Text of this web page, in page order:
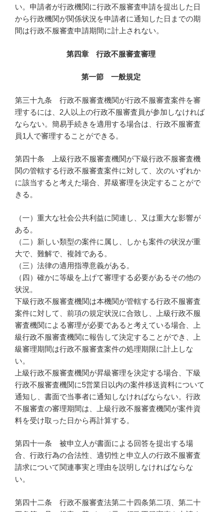
い。申請者が行政機関に行政不服審査申請を提出した日
から行政機関が関係状況を申請者に通知した日までの期
間は行政不服審査申請期間に計上されない。
第四章 行政不服審査審理
第一節 一般規定
第三十九条 行政不服審査機関が行政不服審査案件を審
理するには、2人以上の行政不服審査員が参加しなければ
ならない。簡易手続きを適用する場合は、行政不服審査
員1人で審理することができる。
第四十条 上級行政不服審査機関が下級行政不服審査機
関の管轄する行政不服審査案件に対して、次のいずれか
に該当すると考えた場合、昇級審理を決定することがで
きる。
（一）重大な社会公共利益に関連し、又は重大な影響が
ある。
（二）新しい類型の案件に属し、しかも案件の状況が重
大で、難解で、複雑である。
（三）法律の適用指導意義がある。
（四）確かに等級を上げて審理する必要があるその他の
状況。
下級行政不服審査機関は本機関が管轄する行政不服審査
案件に対して、前項の規定状況に合致し、上級行政不服
審査機関による審理が必要であると考えている場合、上
級行政不服審査機関に報告して決定することができ、上
級審理期間は行政不服審査案件の処理期限に計上しな
い。
上級行政不服審査機関が昇級審理を決定する場合、下級
行政不服審査機関に5営業日以内の案件移送資料について
通知し、書面で当事者に通知しなければならない。行政
不服審査の審理期間は、上級行政不服審査機関が案件資
料を受け取った日から再計算する。
第四十一条 被申立人が書面による回答を提出する場
合、行政行為の合法性、適切性と申立人の行政不服審査
請求について関連事実と理由を説明しなければならな
い。
第四十二条 行政不服審査法第二十四条第二項、第二十